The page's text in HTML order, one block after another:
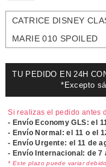
CATRICE DISNEY
MARIE 010 SPOILED
TU PEDIDO EN 24H
*Excepto
Si realizas el pedido antes
- Envío Economy GLS: el
- Envío Normal: el 11 o el
- Envío Urgente: el11 de
- Envío Internacional: de 7
* Este plazo puede variar